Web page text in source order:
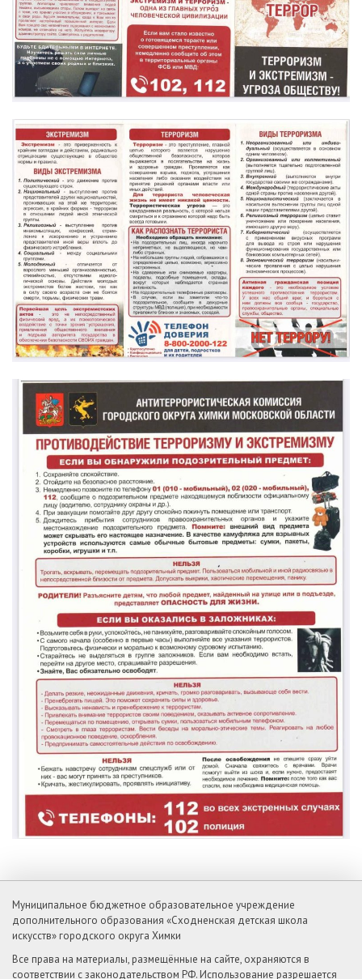
Муниципальное бюджетное образовательное учреждение
дополнительного образования «Сходненская детская школа
искусств» городского округа Химки
Все права на материалы, размещённые на сайте, охраняются в
соответствии с законодательством РФ. Использование разрешается